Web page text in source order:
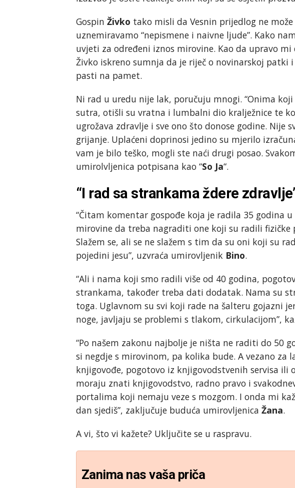
Gospin Živko tako misli da Vesnin prijedlog ne
uznemiravamo “nepismene i naivne ljude”. Kako
uvjeti za određeni iznos mirovine. Kao da upravo
Živko iskreno sumnja da je riječ o novinarskoj patki
pasti na pamet.
Ni rad u uredu nije lak, poručuju mnogi. “Onima
sutra, otišli su vratna i lumbalni dio kralježnice te
ugrožava zdravlje i sve ono što donose godine. Nije
grijanje. Uplaćeni doprinosi jedino su mjerilo
vam je bilo teško, mogli ste naći drugi posao.
umirolvljenica potpisana kao “So Ja“.
“I rad sa strankama ždere
“Čitam komentar gospođe koja je radila 35 godina
mirovine da treba nagraditi one koji su radili
Slažem se, ali se ne slažem s tim da su oni koji su
pojedini jesu”, uzvraća umirovljenik Bino.
“Ali i nama koji smo radili više od 40 godina,
strankama, također treba dati dodatak. Nama su
toga. Uglavnom su svi koji rade na šalteru gojazni
noge, javljaju se problemi s tlakom, cirkulacijom”,
“Po našem zakonu najbolje je ništa ne raditi do 50
si negdje s mirovinom, pa kolika bude. A vezano za
knjigovođe, pogotovo iz knjigovodstvenih servisa
moraju znati knjigovodstvo, radno pravo i
portalima koji nemaju veze s mozgom. I onda mi
dan sjediš”, zaključuje buduća umirovljenica Žana.
A vi, što vi kažete? Uključite se u raspravu.
Zanima nas vaša priča